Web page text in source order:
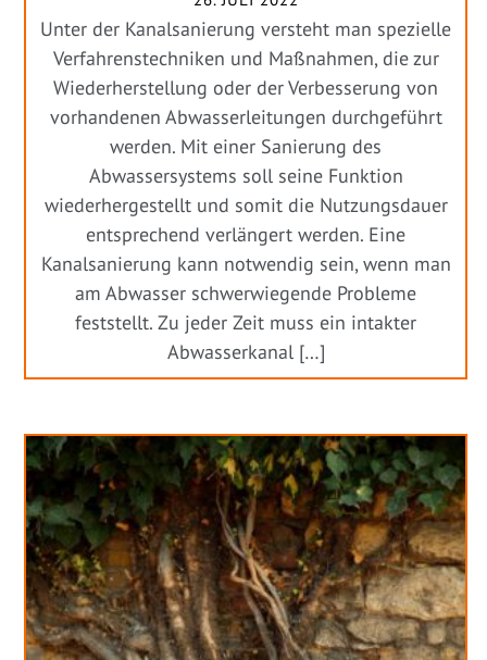
Unter der Kanalsanierung versteht man spezielle
Verfahrenstechniken und Maßnahmen, die zur
Wiederherstellung oder der Verbesserung von
vorhandenen Abwasserleitungen durchgeführt
werden. Mit einer Sanierung des
Abwassersystems soll seine Funktion
wiederhergestellt und somit die Nutzungsdauer
entsprechend verlängert werden. Eine
Kanalsanierung kann notwendig sein, wenn man
am Abwasser schwerwiegende Probleme
feststellt. Zu jeder Zeit muss ein intakter
Abwasserkanal […]